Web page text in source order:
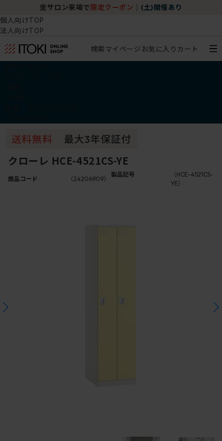
坐サロン来場で 限定クーポン (土)開催あり
個人向けTOP
法人向けTOP
検索マイページ お気に入り カート
クローレ HCE-4521CS-YE
商品コード （24206909）
製品記号
（HCE-4521CS-
YE）